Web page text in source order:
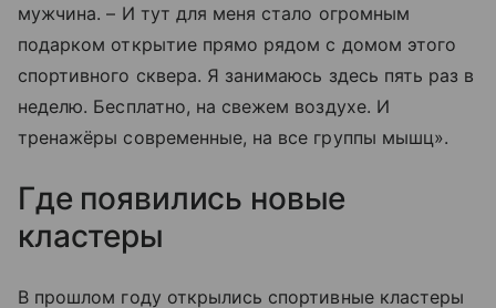
мужчина. – И тут для меня стало огромным
подарком открытие прямо рядом с домом этого
спортивного сквера. Я занимаюсь здесь пять раз в
неделю. Бесплатно, на свежем воздухе. И
тренажёры современные, на все группы мышц».
Где появились новые
кластеры
В прошлом году открылись спортивные кластеры